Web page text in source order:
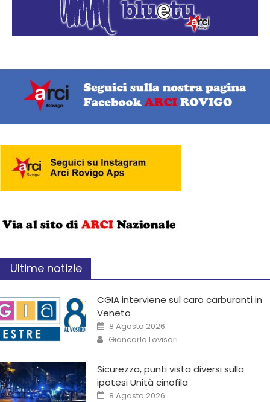
Ultime notizie
CGIA interviene sul caro carburanti in
Veneto
8 Agosto 2026
Giancarlo Lovisari
Sicurezza, punti vista diversi sulla
ipotesi Unità cinofila
8 Agosto 2026